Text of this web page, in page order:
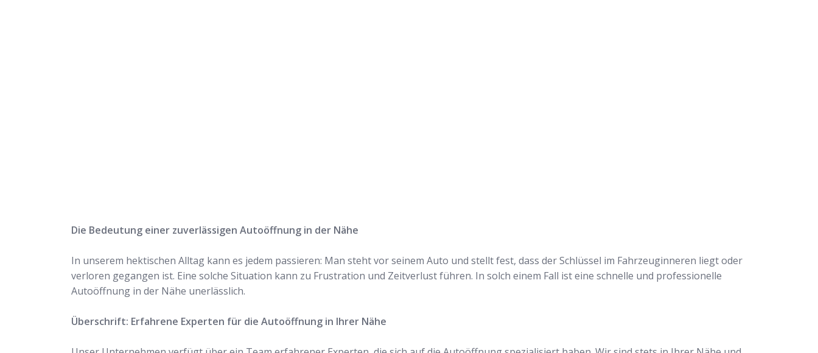
Die Bedeutung einer zuverlässigen Autoöffnung in der Nähe
In unserem hektischen Alltag kann es jedem passieren: Man steht vor seinem Auto und stellt fest, dass der Schlüssel im Fahrzeuginneren liegt oder
verloren gegangen ist. Eine solche Situation kann zu Frustration und Zeitverlust führen. In solch einem Fall ist eine schnelle und professionelle
Autoöffnung in der Nähe unerlässlich.
Überschrift: Erfahrene Experten für die Autoöffnung in Ihrer Nähe